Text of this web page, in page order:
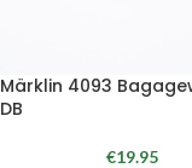
Märklin 4093
DB
€19.95